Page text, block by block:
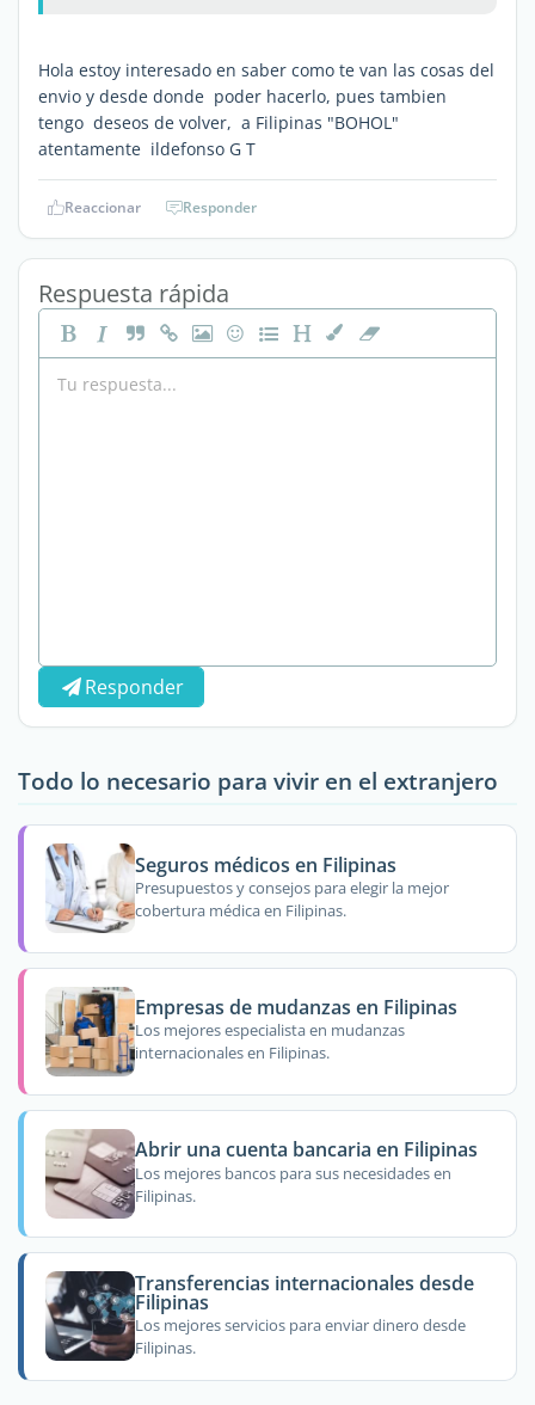
Hola estoy interesado en saber como te van las cosas del
envio y desde donde poder hacerlo, pues tambien
tengo deseos de volver, a Filipinas "BOHOL"
atentamente ildefonso G T
Reaccionar Responder
Respuesta rápida
Responder
Todo lo necesario para vivir en el extranjero
Seguros médicos en Filipinas
Presupuestos y consejos para elegir la mejor
cobertura médica en Filipinas.
Empresas de mudanzas en Filipinas
Los mejores especialista en mudanzas
internacionales en Filipinas.
Abrir una cuenta bancaria en Filipinas
Los mejores bancos para sus necesidades en
Filipinas.
Transferencias internacionales desde
Filipinas
Los mejores servicios para enviar dinero desde
Filipinas.